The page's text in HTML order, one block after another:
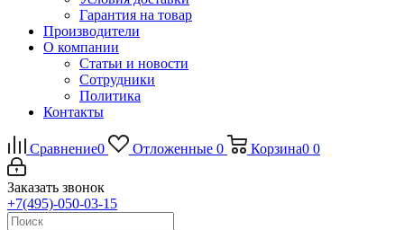
Гарантия на товар
Производители
О компании
Статьи и новости
Сотрудники
Политика
Контакты
Сравнение0 Отложенные 0 Корзина0 0
Заказать звонок
+7(495)-050-03-15